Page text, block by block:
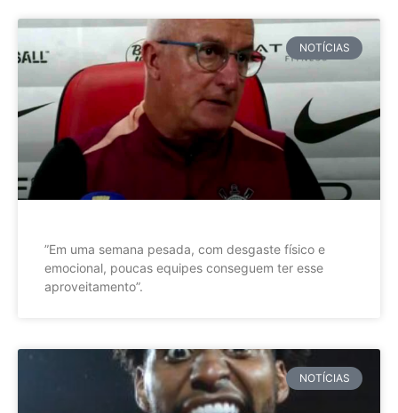
NOTÍCIAS
”Em uma semana pesada, com desgaste físico e
emocional, poucas equipes conseguem ter esse
aproveitamento”.
NOTÍCIAS